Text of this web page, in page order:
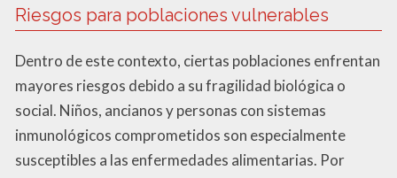
Riesgos para poblaciones vulnerables
Dentro de este contexto, ciertas poblaciones enfrentan
mayores riesgos debido a su fragilidad biológica o
social. Niños, ancianos y personas con sistemas
inmunológicos comprometidos son especialmente
susceptibles a las enfermedades alimentarias. Por